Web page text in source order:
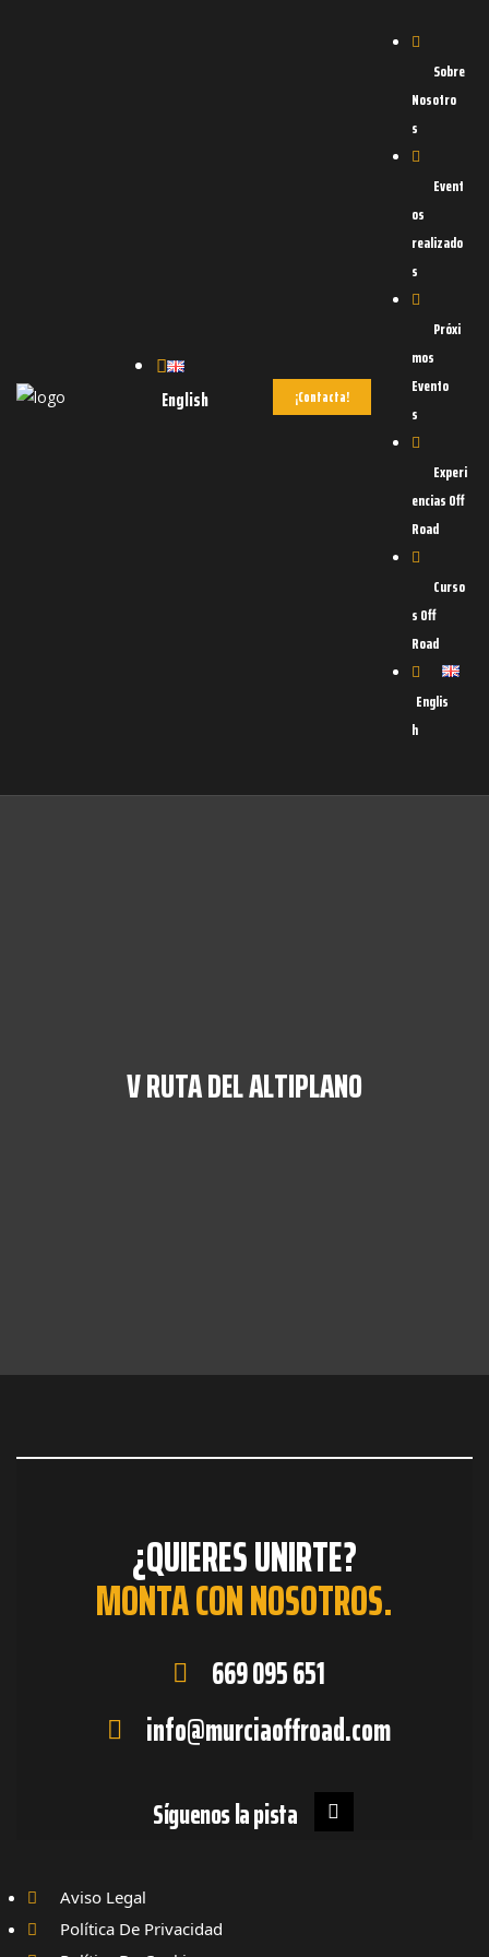
English ¡Contacta!
Sobre
Nosotro
s
Event
os
realizado
s
Próxi
mos
Evento
s
Experi
encias Off
Road
Curso
s Off
Road
Englis
h
V RUTA DEL ALTIPLANO
¿QUIERES UNIRTE?
MONTA CON NOSOTROS.
669 095 651
info@murciaoffroad.com
Síguenos la pista
Aviso Legal
Política De Privacidad